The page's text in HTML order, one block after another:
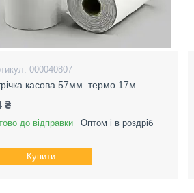
000040807
касова 57мм. термо 17м.
₴
до відправки Оптом і в роздріб
Купити